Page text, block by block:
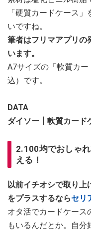
「硬質カードケース
いですね。
筆者はフリマアプリの
います。
A7サイズの「軟質カ
込）です。
DATA
ダイソー┃軟質カード
2.100均でおしゃ
える！
以前イチオシで取り上
をプラスするならセリ
オタ活でカードケース
もいるんだとか。自